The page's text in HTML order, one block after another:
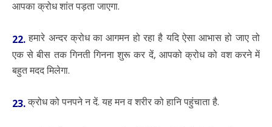
आपका क्रोध शांत पड़ता जाएगा.
22. हमारे अन्दर क्रोध का आगमन हो रहा है यदि ऐसा आभास हो जाए तो
एक से बीस तक गिनती गिनना शुरू कर दें, आपको क्रोध को वश करने में
बहुत मदद मिलेगा.
23.क्रोध को पनपने न दें. यह मन व शरीर को हानि पहुंचाता है.